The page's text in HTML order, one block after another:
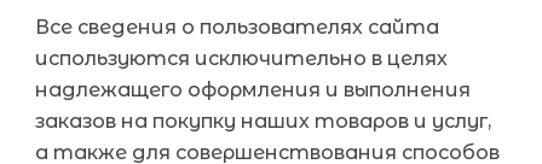
Все сведения о пользователях сайта
используются исключительно в целях
надлежащего оформления и выполнения
заказов на покупку наших товаров и услуг,
а также для совершенствования способов